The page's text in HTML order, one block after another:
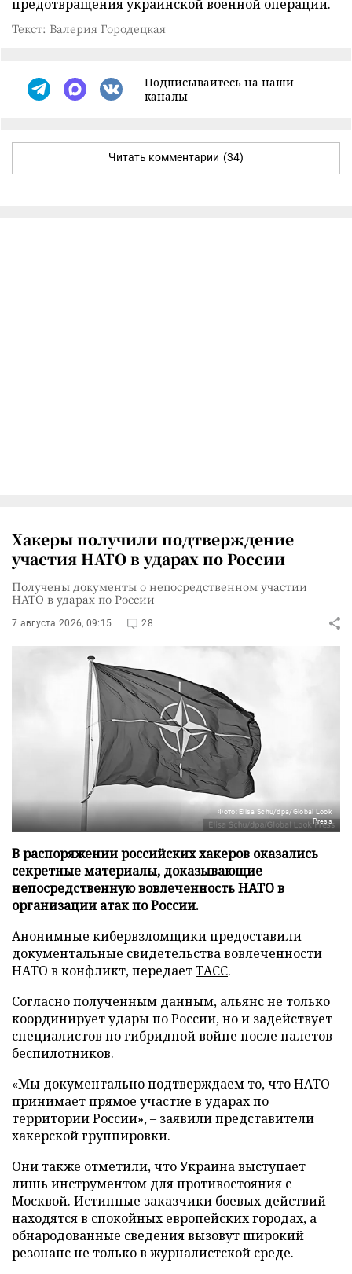
предотвращения украинской военной операции.
Текст: Валерия Городецкая
Подписывайтесь на наши
каналы
Читать комментарии (34)
Хакеры получили подтверждение
участия НАТО в ударах по России
Получены документы о непосредственном участии
НАТО в ударах по России
7 августа 2026, 09:15 28
Фото: Elisa Schu/dpa/Global Look
Press
В распоряжении российских хакеров оказались
секретные материалы, доказывающие
непосредственную вовлеченность НАТО в
организации атак по России.
Анонимные кибервзломщики предоставили
документальные свидетельства вовлеченности
НАТО в конфликт, передаетТАСС.
Согласно полученным данным, альянс не только
координирует удары по России, но и задействует
специалистов по гибридной войне после налетов
беспилотников.
«Мы документально подтверждаем то, что НАТО
принимает прямое участие в ударах по
территории России», – заявили представители
хакерской группировки.
Они также отметили, что Украина выступает
лишь инструментом для противостояния с
Москвой. Истинные заказчики боевых действий
находятся в спокойных европейских городах, а
обнародованные сведения вызовут широкий
резонанс не только в журналистской среде.